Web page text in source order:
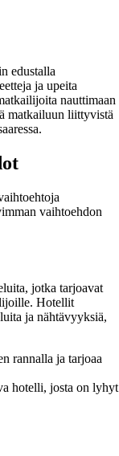
edustalla
ja upeita
nauttimaan
matkailuun liittyvistä
vaihtoehdon
jotka tarjoavat
Hotellit
ja nähtävyyksiä,
rannalla ja tarjoaa
hotelli, josta on lyhyt